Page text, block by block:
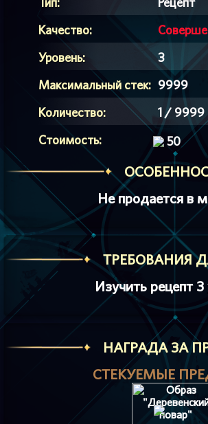
Качество:
Уровень:
3
Максимальный стек: 9999
Количество:
1 / 9999
Стоимость:
50
Не продается в
ТРЕБОВАНИЯ
Изучить рецепт 3
HАГРАДА ЗА
СТЕКУЕМЫЕ